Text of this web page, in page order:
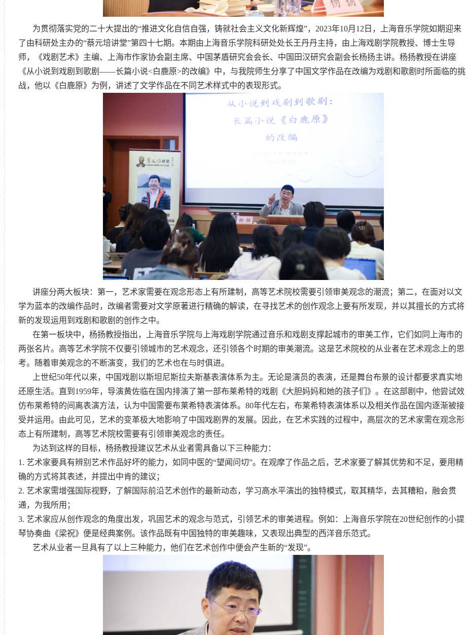
为贯彻落实党的二十大提出的“推进文化自信自强，铸就社会主义文化新辉煌”， 2023年10月 12 日，上海音乐学院如期迎来
了由科研处主办的“蔡元培讲堂”第四十七期。本期由上海音乐学院科研处处长王丹丹主持，由上海戏剧学院教授、博士生导
师，《戏剧艺术》 主编、上海市作家协会副主席、中国茅盾研究会会长、中国田汉研究会副会长杨扬主讲。杨扬教授在讲座
《从小说到戏剧到歌剧——长篇小说<白鹿原>的改编》中，与我院师生分享了中国文学作品在改编为戏剧和歌剧时所面临的挑
战，他以《白鹿原》为例，讲述了文学作品在不同艺术样式中的表现形式。
讲座分两大板块： 第一，艺术家需要在观念形态上有所建制，高等艺术院校需要引领审美观念的潮流；第二，在面对以文
学为蓝本的改编作品时，改编者需要对文学原著进行精确的解读，在寻找艺术的创作观念上要有所发现，并以其擅长的方式将
新的发现运用到戏剧和歌剧的创作之中。
在第一板块中，杨扬教授指出，上海音乐学院与上海戏剧学院通过音乐和戏剧支撑起城市的审美工作，它们如同上海市的
两张名片。高等艺术学院不仅要引领城市的艺术观念，还引领各个时期的审美潮流。这是艺术院校的从业者在艺术观念上的思
考。随着审美观念的不断演变，我们的艺术也在与时俱进。
上世纪50年代以来，中国戏剧以斯坦尼斯拉夫斯基表演体系为主。无论是演员的表演，还是舞台布景的设计都要求真实地
还原生活。直到 1959年，导演黄佐临在国内排演了第一部布莱希特的戏剧《大胆妈妈和她的孩子们》 。在这部剧中， 他尝试效
仿布莱希特的间离表演方法， 认为中国需要布莱希特表演体系。 80年代左右，布莱希特表演体系以及相关作品在国内逐渐被接
受并运用。由此可见，艺术的变革极大地影响了中国戏剧界的发展。因此，在艺术实践的过程中，高层次的艺术家需在观念形
态上有所建制，高等艺术院校需要有引领审美观念的责任。
为达到这样的目标，杨扬教授建议艺术从业者需具备以下三种能力：
1 . 艺术家要具有辨别艺术作品好坏的能力，如同中医的“望闻问切”。在观摩了作品之后，艺术家要了解其优势和不足，要用精
确的方式将其表述，并提出中肯的建议；
2. 艺术家需增强国际视野， 了解国际前沿艺术创作的最新动态，学习高水平演出的独特模式，取其精华，去其糟粕，融会贯
通，为我所用；
3. 艺术家应从创作观念的角度出发，巩固艺术的观念与范式，引领艺术的审美进程。例如：上海音乐学院在20世纪创作的小提
琴协奏曲《梁祝》便是经典案例。该作品既有中国独特的审美趣味，又表现出典型的西洋音乐范式。
艺术从业者一旦具有了以上三种能力，他们在艺术创作中便会产生新的“发现”。